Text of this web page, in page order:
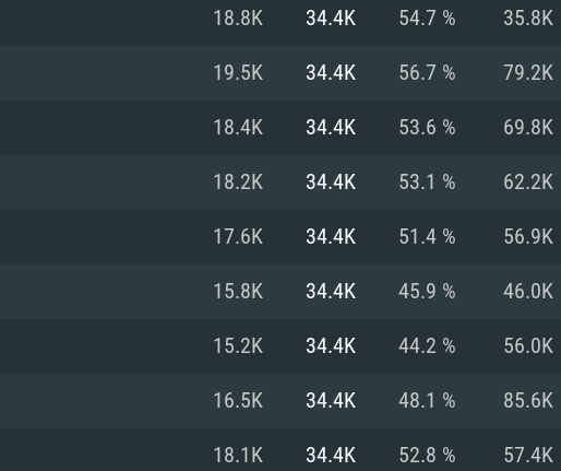
11: AMD
660. La
le jeu est de
Recommandée
Carte graphique
drivers: Nvidia GeForce
570 et plus.
supportés)
(Mac), ou
minimale
Recommandée
ne sont pas supportés)
Mémoire: 8 GB
Carte graphique:
support de Metal
les derniers
pour AMD
Recommandée
Carte graphique:
drivers (moins de 6
(Radeon RX 570) avec
18.8K 34.4K 54.7 % 35.8K
19.5K 34.4K 56.7 % 79.2K
18.4K 34.4K 53.6 % 69.8K
18.2K 34.4K 53.1 % 62.2K
17.6K 34.4K 51.4 % 56.9K
15.8K 34.4K 45.9 % 46.0K
15.2K 34.4K 44.2 % 56.0K
16.5K 34.4K 48.1 % 85.6K
18.1K 34.4K 52.8 % 57.4K